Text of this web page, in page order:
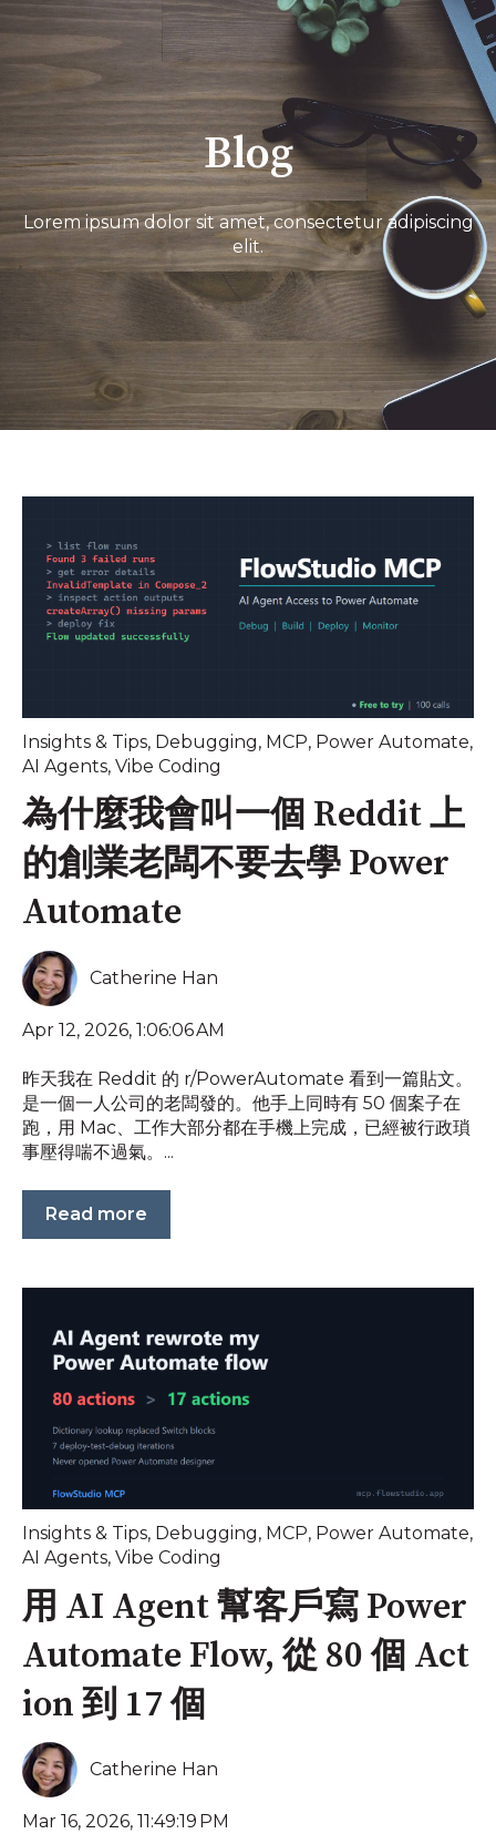
Blog
Lorem ipsum dolor sit amet, consectetur adipiscing
elit.
Insights & Tips, Debugging, MCP, Power Automate,
AI Agents, Vibe Coding
為什麼我會叫一個 Reddit 上
的創業老闆不要去學 Power
Automate
Catherine Han
Apr 12, 2026, 1:06:06 AM
昨天我在 Reddit 的 r/PowerAutomate 看到一篇貼文。
是一個一人公司的老闆發的。他手上同時有 50 個案子在
跑，用 Mac、工作大部分都在手機上完成，已經被行政瑣
事壓得喘不過氣。...
Read more
Insights & Tips, Debugging, MCP, Power Automate,
AI Agents, Vibe Coding
用 AI Agent 幫客戶寫 Power
Automate Flow, 從 80 個 Act
ion 到 17 個
Catherine Han
Mar 16, 2026, 11:49:19 PM